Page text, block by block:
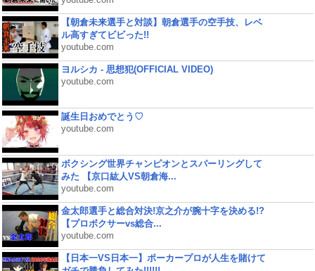
【朝倉未来選手と対談】朝倉選手の空手技、レベ
ル高すぎてビビった!!
youtube.com
ヨルシカ - 思想犯(OFFICIAL VIDEO)
youtube.com
誕生日おめでとう♡
youtube.com
ボクシング世界チャンピオンとスパーリングして
みた 【京口紘人VS朝倉海...
youtube.com
金太郎選手と総合対決!京之介が腕十字を決める!?
【プロボクサーvs総合...
youtube.com
【日本一VS日本一】ポーカープロが人生を賭けて